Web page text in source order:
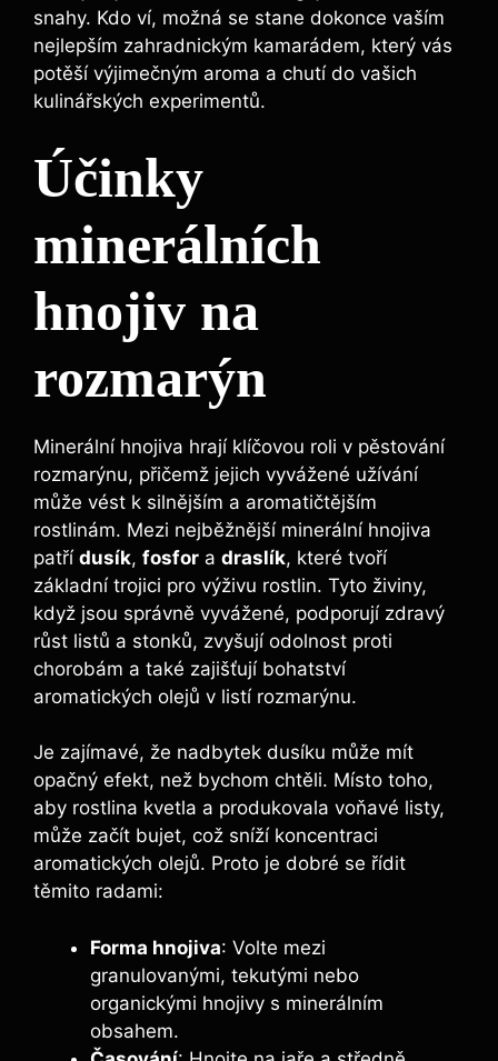
snahy. ‍Kdo ví, možná se‌ stane dokonce vaším
nejlepším zahradnickým kamarádem, který vás​
potěší‌ výjimečným aroma‌ a chutí do vašich
kulinářských experimentů.
Účinky
minerálních
hnojiv na
rozmarýn
Minerální hnojiva hrají ‌klíčovou roli v pěstování
rozmarýnu, přičemž jejich vyvážené užívání
může vést k silnějším a aromatičtějším
rostlinám. Mezi nejběžnější ⁢minerální hnojiva
patří dusík, fosfor a draslík, ⁢které ​tvoří
základní trojici pro⁢ výživu rostlin. Tyto živiny,
když ‍jsou správně vyvážené, podporují zdravý
růst listů a⁤ stonků, zvyšují ⁣odolnost proti
chorobám a také zajišťují bohatství
aromatických⁤ olejů v listí rozmarýnu.
Je zajímavé, že nadbytek‌ dusíku může mít
‌opačný efekt, než bychom chtěli. Místo ⁤toho,⁣
aby rostlina kvetla a⁢ produkovala voňavé listy,
může začít bujet, což⁢ sníží koncentraci
aromatických olejů. Proto je dobré ‍se řídit
těmito radami:
Forma hnojiva: ⁢Volte mezi⁤
granulovanými, tekutými nebo
organickými hnojivy s minerálním
obsahem.